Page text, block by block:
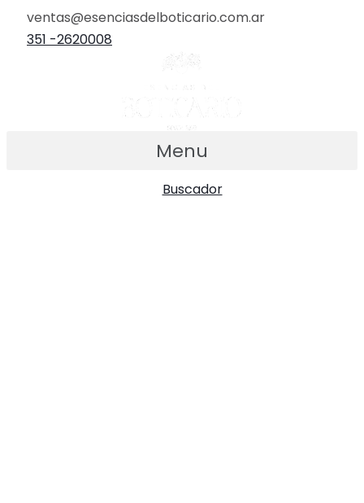
ventas@esenciasdelboticario.com.ar
351 -2620008
Menu
Buscador